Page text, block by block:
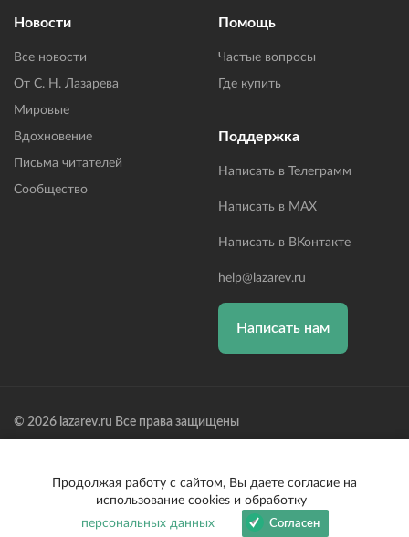
Новости
Все новости
От С. Н. Лазарева
Мировые
Вдохновение
Письма читателей
Сообщество
Помощь
Частые вопросы
Где купить
Поддержка
Написать в Телеграмм
Написать в MAX
Написать в ВКонтакте
help@lazarev.ru
Написать нам
© 2026 lazarev.ru Все права защищены
Банк: ОАО "АЛЬФА-БАНК" БИК: 044525593, К/С:
30101810200000000593
Продолжая работу с сайтом, Вы даете согласие на
использование cookies и обработку
персональных данных
Согласен